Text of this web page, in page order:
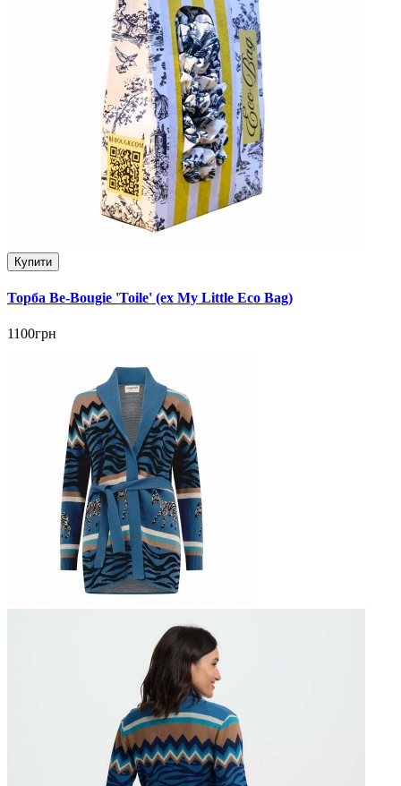
Купити
Торба Be-Bougie 'Toile' (ex My Little Eco Bag)
1100грн